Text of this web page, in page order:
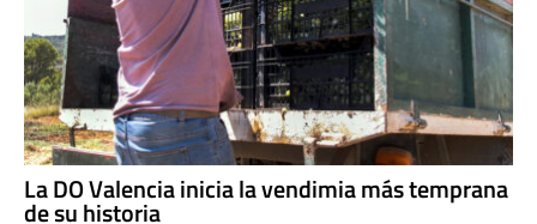
La DO Valencia inicia la vendimia más temprana
de su historia